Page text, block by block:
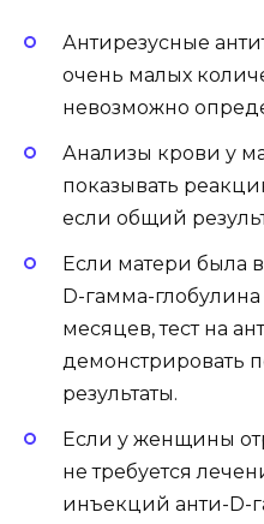
Антирезусные
очень малых
невозможно
Анализы крови у
показывать
если общий
Если матери была
D-гамма-
месяцев, тест на
демонстрировать
результаты.
Если у женщины
не требуется
инъекций анти-D-